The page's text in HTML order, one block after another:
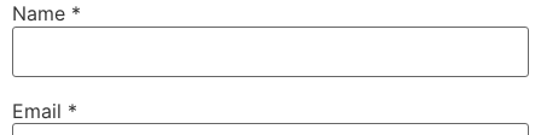
Name *
Email *